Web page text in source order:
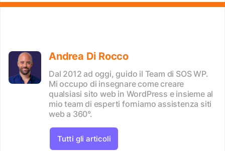
Andrea Di Rocco
Dal 2012 ad oggi, guido il Team di SOS WP.
Mi occupo di insegnare come creare
qualsiasi sito web in WordPress e insieme al
mio team di esperti forniamo assistenza siti
web a 360°.
Tutti gli articoli